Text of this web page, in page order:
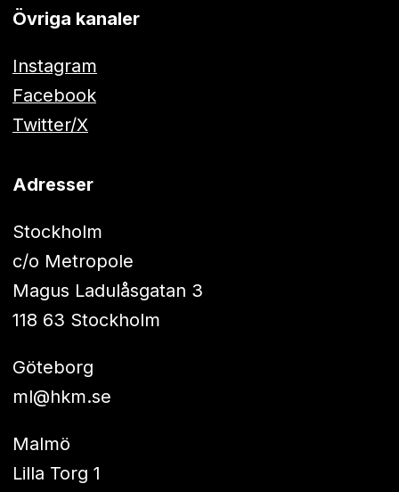
Övriga kanaler
Instagram
Facebook
Twitter/X
Adresser
Stockholm
c/o Metropole
Magus Ladulåsgatan 3
118 63 Stockholm
Göteborg
ml@hkm.se
Malmö
Lilla Torg 1